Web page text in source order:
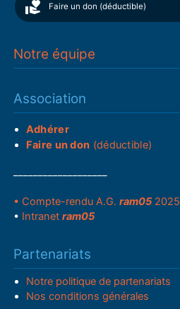
Faire un don (déductible)
Notre équipe
Association
Adhérer
Faire un don (déductible)
• Compte-rendu A.G.ram05 2025
• Intranetram05
Partenariats
Notre politique de partenariats
Nos conditions générales